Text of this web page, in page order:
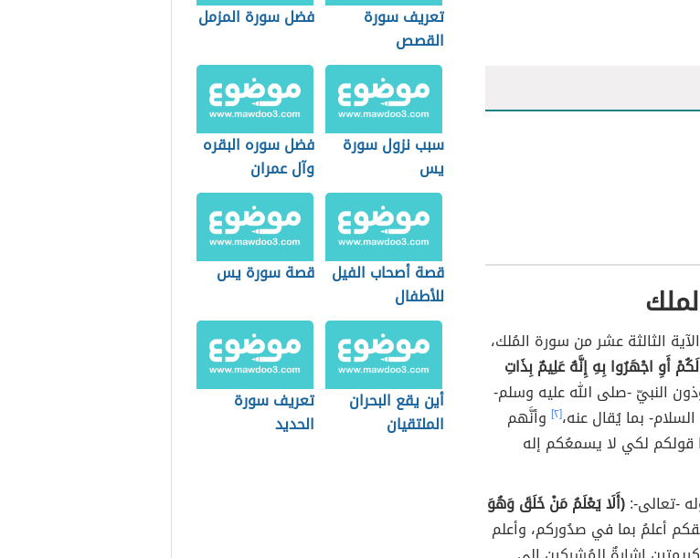
الثالثة عشر من سورة المُلك،
أَوِ اجْهَرُوا بِهِ إِنَّهُ عَلِيمٌ بِذَاتِ
النبيّ -صلى الله عليه وسلم-
بما يُقال عنه،[٢]
وأنَّهم
لكي لا يسمعُكم إله
-تعالى-:(أَلَا يَعْلَمُ مَنْ خَلَقَ وَهُوَ
أعلمُ بما في صدُوركم، وأعلم
تعريف سورة
القصص
فضل سورة المزمل
سبب نزول سورة
يس
فضل سوره البقره
وآل عمران
قصة أصحاب الفيل
للأطفال
قصة سورة يس
أين يقع البحران
الملتقيان
تعريف سورة
الحديد